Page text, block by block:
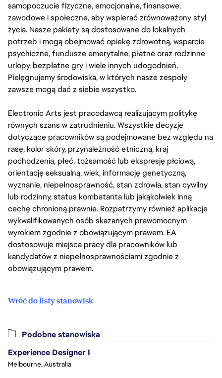
samopoczucie fizyczne, emocjonalne, finansowe,
zawodowe i społeczne, aby wspierać zrównoważony styl
życia. Nasze pakiety są dostosowane do lokalnych
potrzeb i mogą obejmować opiekę zdrowotną, wsparcie
psychiczne, fundusze emerytalne, płatne oraz rodzinne
urlopy, bezpłatne gry i wiele innych udogodnień.
Pielęgnujemy środowiska, w których nasze zespoły
zawsze mogą dać z siebie wszystko.
Electronic Arts jest pracodawcą realizującym politykę
równych szans w zatrudnieniu. Wszystkie decyzje
dotyczące pracowników są podejmowane bez względu na
rasę, kolor skóry, przynależność etniczną, kraj
pochodzenia, płeć, tożsamość lub ekspresję płciową,
orientację seksualną, wiek, informację genetyczną,
wyznanie, niepełnosprawność, stan zdrowia, stan cywilny
lub rodzinny, status kombatanta lub jakąkolwiek inną
cechę chronioną prawnie. Rozpatrzymy również aplikacje
wykwalifikowanych osób skazanych prawomocnym
wyrokiem zgodnie z obowiązującym prawem. EA
dostosowuje miejsca pracy dla pracowników lub
kandydatów z niepełnosprawnościami zgodnie z
obowiązującym prawem.
Wróć do listy stanowisk
Podobne stanowiska
Experience Designer I
Melbourne, Australia